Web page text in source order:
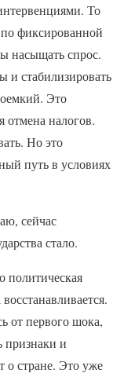
То
по фиксированной
насыщать спрос.
и стабилизировать
Это
отмена налогов.
Но это
путь в условиях
сейчас
стало.
политическая
от первого шока,
признаки и
о стране. Это уже